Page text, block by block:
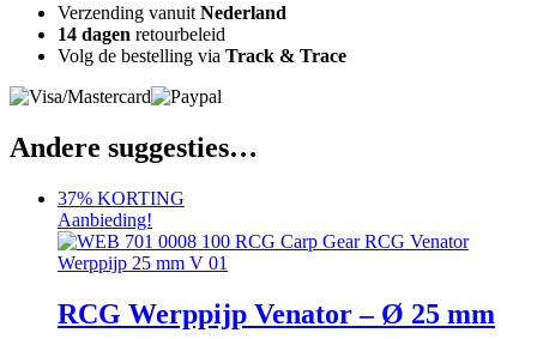
Verzending vanuit Nederland
14 dagen retourbeleid
Volg de bestelling via Track & Trace
Andere suggesties…
37% KORTING
Aanbieding!
RCG Werppijp Venator – Ø 25 mm